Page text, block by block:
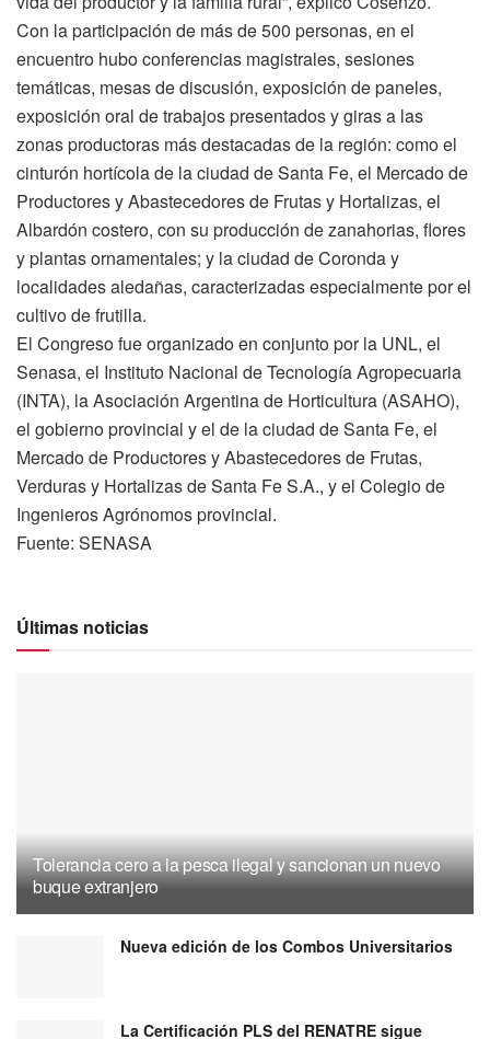
Con la participación de más de 500 personas, en el
encuentro hubo conferencias magistrales, sesiones
temáticas, mesas de discusión, exposición de paneles,
exposición oral de trabajos presentados y giras a las
zonas productoras más destacadas de la región: como el
cinturón hortícola de la ciudad de Santa Fe, el Mercado de
Productores y Abastecedores de Frutas y Hortalizas, el
Albardón costero, con su producción de zanahorias, flores
y plantas ornamentales; y la ciudad de Coronda y
localidades aledañas, caracterizadas especialmente por el
cultivo de frutilla.
El Congreso fue organizado en conjunto por la UNL, el
Senasa, el Instituto Nacional de Tecnología Agropecuaria
(INTA), la Asociación Argentina de Horticultura (ASAHO),
el gobierno provincial y el de la ciudad de Santa Fe, el
Mercado de Productores y Abastecedores de Frutas,
Verduras y Hortalizas de Santa Fe S.A., y el Colegio de
Ingenieros Agrónomos provincial.
Fuente: SENASA
Últimas noticias
Tolerancia cero a la pesca ilegal y sancionan un nuevo
buque extranjero
Nueva edición de los Combos Universitarios
La Certificación PLS del RENATRE sigue